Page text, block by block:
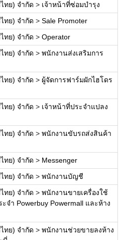
ทย) จำกัด > เจ้าหน้าที่ซ่อมบำรุง
ทย) จำกัด > Sale Promoter
ทย) จำกัด > Operator
ทย) จำกัด > พนักงานส่งเสริมการ
ทย) จำกัด > ผู้จัดการฟาร์มผักไฮโดร
ทย) จำกัด > เจ้าหน้าที่ประจำแปลง
ทย) จำกัด > พนักงานขับรถส่งสินค้า
ทย) จำกัด > Messenger
ทย) จำกัด > พนักงานบัญชี
ทย) จำกัด > พนักงานขายเครื่องใช้
จำ Powerbuy Powermall และห้าง
ทย) จำกัด > พนักงานช่วยขายลงห้าง